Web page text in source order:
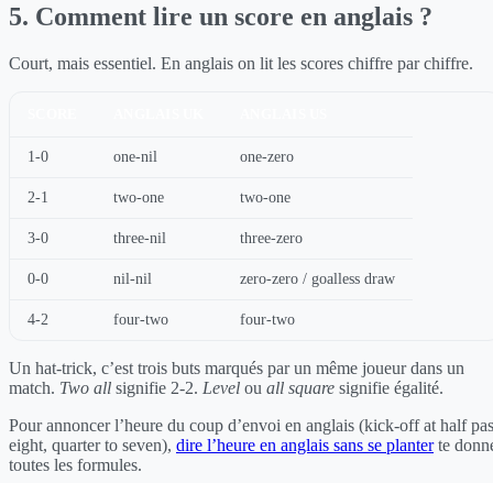
5. Comment lire un score en anglais ?
Court, mais essentiel. En anglais on lit les scores chiffre par chiffre.
1-0 one-nil one-zero
2-1 two-one two-one
3-0 three-nil three-zero
0-0 nil-nil zero-zero / goalless draw
4-2 four-two four-two
Un hat-trick, c’est trois buts marqués par un même joueur dans un
match. Two all signifie 2-2. Level ou all square signifie égalité.
Pour annoncer l’heure du coup d’envoi en anglais (kick-off at half
eight, quarter to seven), dire l’heure en anglais sans se planterte
toutes les formules.